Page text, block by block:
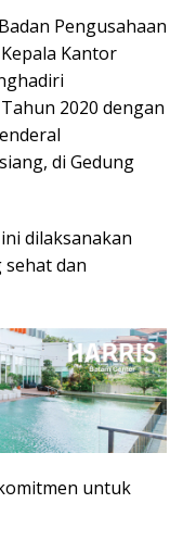
Pengusahaan
Kantor
2020 dengan
di Gedung
dilaksanakan
dan
untuk